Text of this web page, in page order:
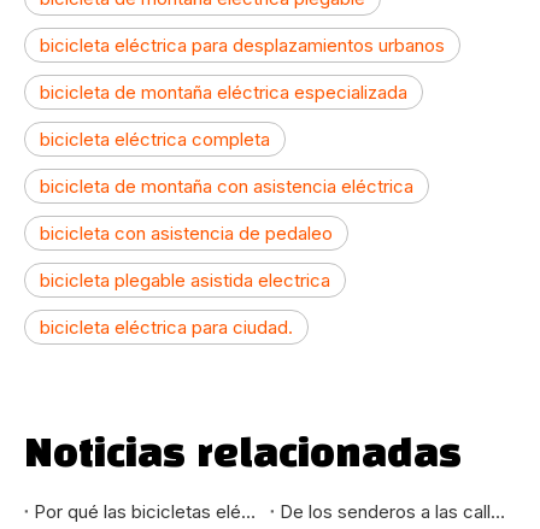
bicicleta eléctrica para desplazamientos urbanos
bicicleta de montaña eléctrica especializada
bicicleta eléctrica completa
bicicleta de montaña con asistencia eléctrica
bicicleta con asistencia de pedaleo
bicicleta plegable asistida electrica
bicicleta eléctrica para ciudad.
Noticias relacionadas
Por qué las bicicletas eléctricas plegables lideran la tendencia de la movilidad urbana: beneficios del mercado que debe conocer
De los senderos a las calles de la ciudad: cómo seleccionar la bicicleta de montaña que realmente se adapta a sus necesidades